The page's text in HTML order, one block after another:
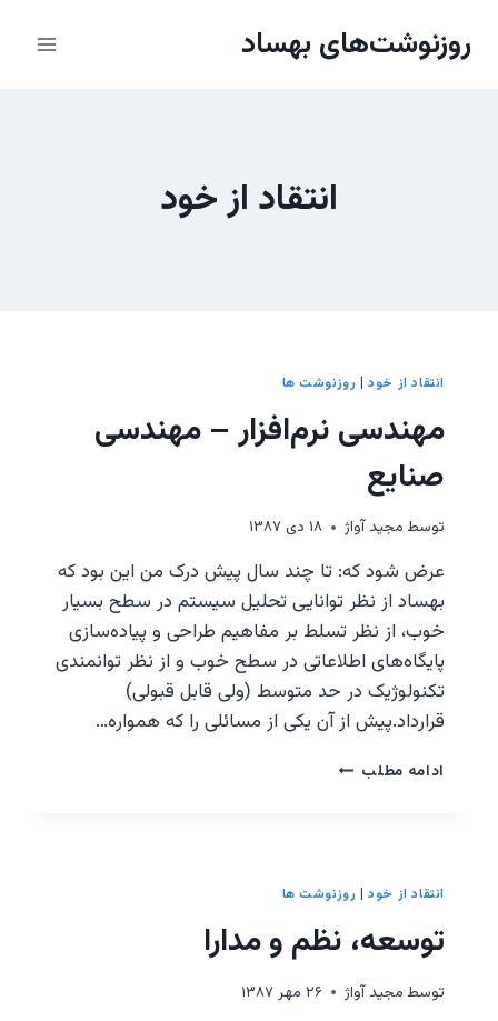
روزنوشت‌های بهساد
انتقاد از خود
انتقاد از خود| روزنوشت ها
مهندسی نرم‌افزار – مهندسی
صنایع
توسط مجيد آواژ ۱۸ دی ۱۳۸۷
عرض شود که: تا چند سال پیش درک من این بود که
بهساد از نظر توانایی تحلیل سیستم در سطح بسیار
خوب، از نظر تسلط بر مفاهیم طراحی و پیاده‌سازی
پایگاه‌های اطلاعاتی در سطح خوب و از نظر توانمندی
تکنولوژیک در حد متوسط (ولی قابل قبولی)
قرارداد.پیش از آن یکی از مسائلی را که همواره…
ادامه مطلبمهندسی
انتقاد از خود| روزنوشت ها
توسعه، نظم و مدارا
توسط مجيد آواژ ۲۶ مهر ۱۳۸۷